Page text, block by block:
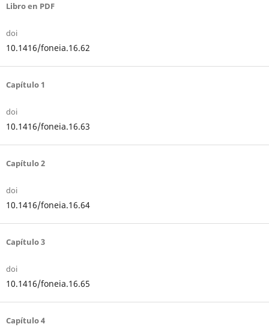
Libro en PDF
doi
10.1416/foneia.16.62
Capítulo 1
doi
10.1416/foneia.16.63
Capítulo 2
doi
10.1416/foneia.16.64
Capítulo 3
doi
10.1416/foneia.16.65
Capítulo 4